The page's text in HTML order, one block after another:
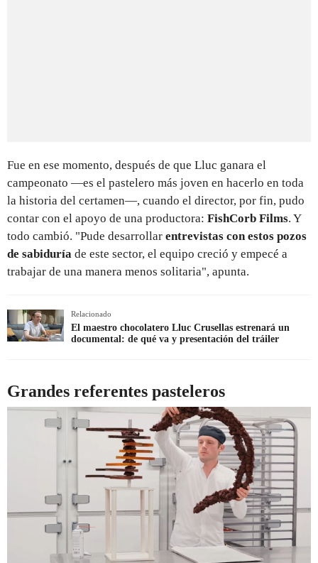
Fue en ese momento, después de que Lluc ganara el
campeonato —es el pastelero más joven en hacerlo en toda
la historia del certamen—, cuando el director, por fin, pudo
contar con el apoyo de una productora: FishCorb Films. Y
todo cambió. "Pude desarrollar entrevistas con estos pozos
de sabiduría de este sector, el equipo creció y empecé a
trabajar de una manera menos solitaria", apunta.
Relacionado
El maestro chocolatero Lluc Crusellas estrenará un
documental: de qué va y presentación del tráiler
Grandes referentes pasteleros